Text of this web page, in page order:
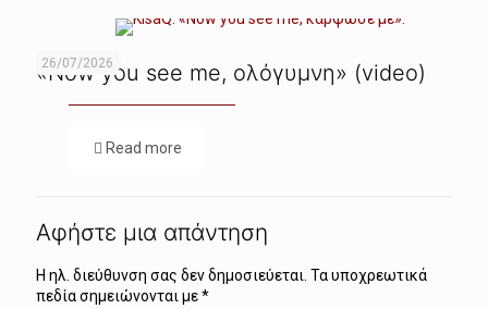
26/07/2026
«Now you see me, ολόγυμνη» (video)
Read more
Αφήστε μια απάντηση
Η ηλ. διεύθυνση σας δεν δημοσιεύεται. Τα υποχρεωτικά
πεδία σημειώνονται με*